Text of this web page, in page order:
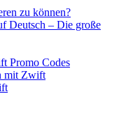
zu können?
Deutsch – Die große
Promo Codes
mit Zwift